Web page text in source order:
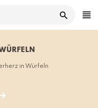
in Würfeln